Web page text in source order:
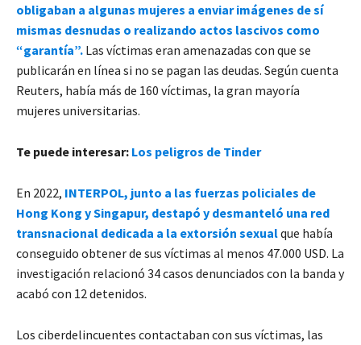
obligaban a algunas mujeres a enviar imágenes de sí
mismas desnudas o realizando actos lascivos como
“garantía”. Las víctimas eran amenazadas con que se
publicarán en línea si no se pagan las deudas. Según cuenta
Reuters, había más de 160 víctimas, la gran mayoría
mujeres universitarias.
Te puede interesar: Los peligros de Tinder
En 2022, INTERPOL, junto a las fuerzas policiales de
Hong Kong y Singapur, destapó y desmanteló una red
transnacional dedicada a la extorsión sexualque había
conseguido obtener de sus víctimas al menos 47.000 USD. La
investigación relacionó 34 casos denunciados con la banda y
acabó con 12 detenidos.
Los ciberdelincuentes contactaban con sus víctimas, las